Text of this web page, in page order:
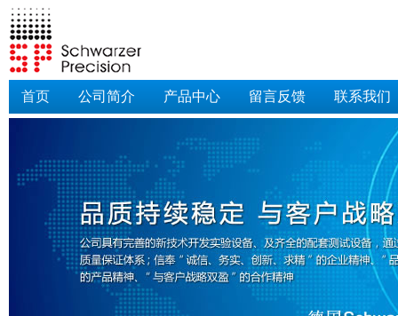
首页 公司简介 产品中心 留言反馈 联系我们